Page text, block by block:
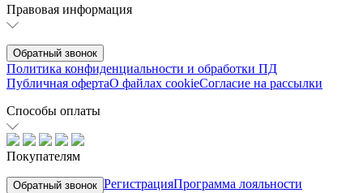
Правовая информация
Обратный звонок
Политика конфиденциальности и обработки ПД
Публичная офертаО файлах cookieСогласие на рассылки
Способы оплаты
Покупателям
Обратный звонок РегистрацияПрограмма лояльности